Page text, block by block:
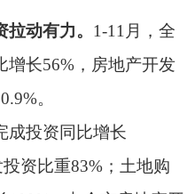
费品零售额1.34
月提高57.8个百
以上单位实现商
，占限额以上社会
，占限额以上社